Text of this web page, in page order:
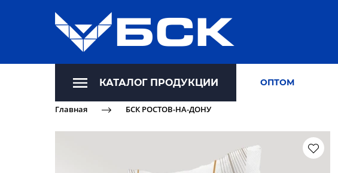
КАТАЛОГ ПРОДУКЦИИ ОПТОМ
Главная БСК РОСТОВ-НА-ДОНУ